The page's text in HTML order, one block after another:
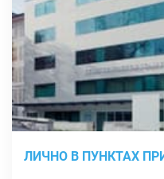
ЛИЧНО В ПУНКТАХ